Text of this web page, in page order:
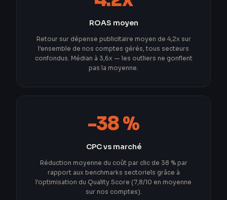
ROAS moyen
Retour sur dépense publicitaire moyen de 4,2x sur
l'ensemble de nos comptes gérés, tous secteurs
confondus. Médian à 3,6x — les outliers ne gonflent
pas la moyenne.
-38 %
CPC vs marché
Réduction moyenne du coût par clic de 38 % par
rapport aux benchmarks sectoriels grâce à
l'optimisation du Quality Score (7,8/10 en moyenne
sur nos comptes).